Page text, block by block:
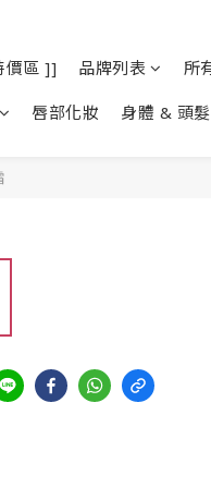
價區 ]] 品牌列表 所
唇部化妝 身體 & 頭髮